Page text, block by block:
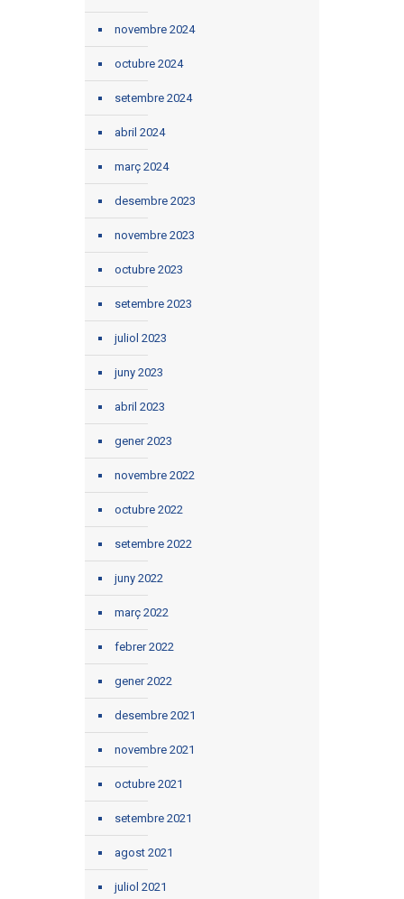
novembre 2024
octubre 2024
setembre 2024
abril 2024
març 2024
desembre 2023
novembre 2023
octubre 2023
setembre 2023
juliol 2023
juny 2023
abril 2023
gener 2023
novembre 2022
octubre 2022
setembre 2022
juny 2022
març 2022
febrer 2022
gener 2022
desembre 2021
novembre 2021
octubre 2021
setembre 2021
agost 2021
juliol 2021